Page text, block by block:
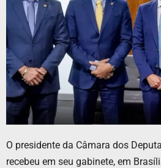
O presidente da Câmara dos
recebeu em seu gabinete, em